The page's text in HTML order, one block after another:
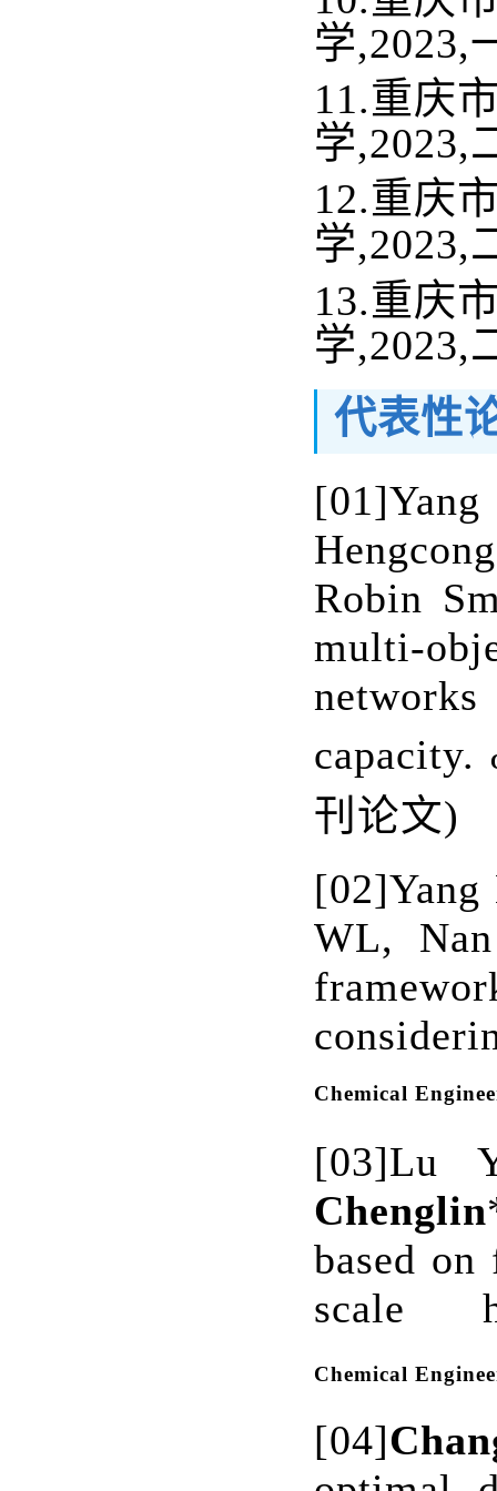
学,2023,
11.重庆
学,2023,
12.重庆
学,2023,
13.重庆
学,2023,
代表性
[01]
Hengcong
Robin
multi-
capacity.
刊论文)
[02]
WL,
Chemical
[03]Lu
Chenglin
based
scale
Chemical
[04]